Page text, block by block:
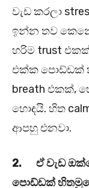
වැඩ කරලා
ඉන්න තව
හරිම trust
එක්ක පොඩ්ඩක්
breath එකක්,
හොඳයි. හිත
ආපහු එනවා.
2. ඒ වැඩ
පොඩ්ඩක්